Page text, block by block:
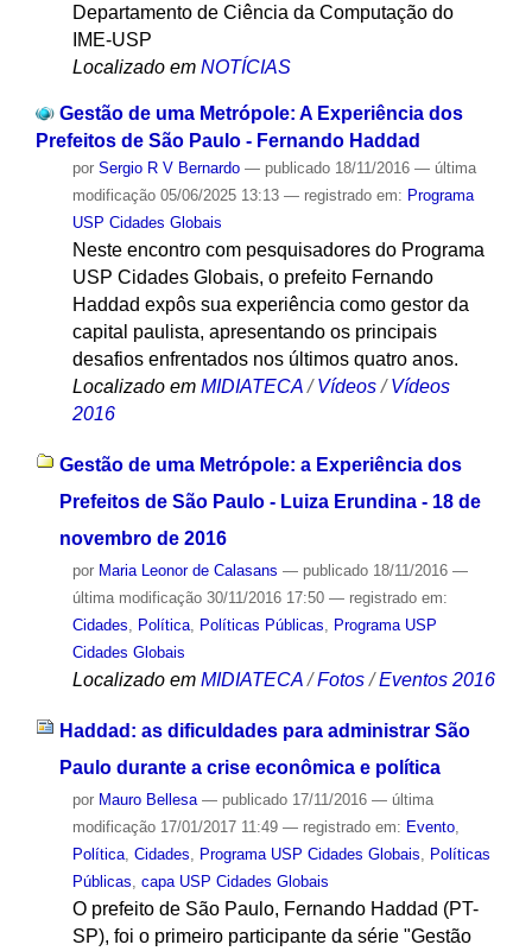
Departamento de Ciência da Computação do
IME-USP
Localizado em NOTÍCIAS
Gestão de uma Metrópole: A Experiência dos
Prefeitos de São Paulo - Fernando Haddad
por Sergio R V Bernardo — publicado18/11/2016 — última
modificação05/06/2025 13:13 — registrado em: Programa
USP Cidades Globais
Neste encontro com pesquisadores do Programa
USP Cidades Globais, o prefeito Fernando
Haddad expôs sua experiência como gestor da
capital paulista, apresentando os principais
desafios enfrentados nos últimos quatro anos.
Localizado em MIDIATECA /Vídeos /Vídeos
2016
Gestão de uma Metrópole: a Experiência dos
Prefeitos de São Paulo - Luiza Erundina - 18 de
novembro de 2016
por Maria Leonor de Calasans — publicado18/11/2016 —
última modificação30/11/2016 17:50 — registrado em:
Cidades
Política, Políticas Públicas
Programa USP
Cidades Globais
Localizado em MIDIATECA /Fotos /Eventos 2016
Haddad: as dificuldades para administrar São
Paulo durante a crise econômica e política
por Mauro Bellesa — publicado17/11/2016 — última
modificação17/01/2017 11:49 — registrado em: Evento,
Política, Cidades Programa USP Cidades Globais
Políticas
Públicas capa USP Cidades Globais
O prefeito de São Paulo, Fernando Haddad (PT-
SP), foi o primeiro participante da série "Gestão